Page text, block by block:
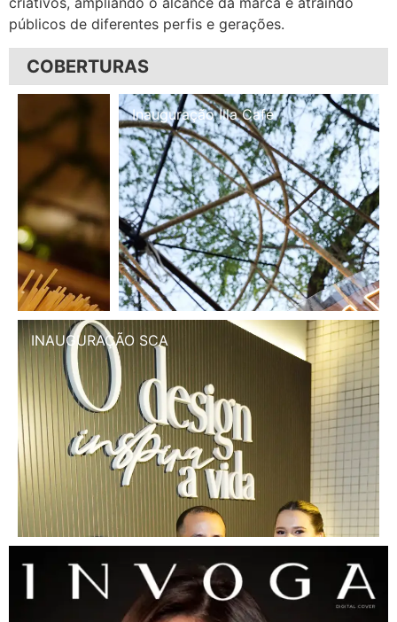
públicos de diferentes perfis e gerações.
COBERTURAS
Inauguração Illa Café
INAUGURAÇÃO SCA